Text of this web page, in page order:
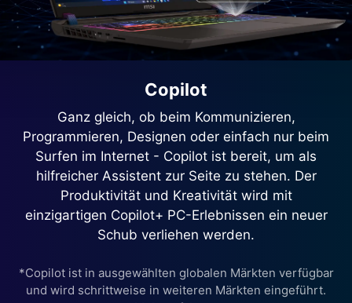
Copilot
Ganz gleich, ob beim Kommunizieren,
Programmieren, Designen oder einfach nur beim
Surfen im Internet - Copilot ist bereit, um als
hilfreicher Assistent zur Seite zu stehen. Der
Produktivität und Kreativität wird mit
einzigartigen Copilot+ PC-Erlebnissen ein neuer
Schub verliehen werden.
*Copilot ist in ausgewählten globalen Märkten verfügbar
und wird schrittweise in weiteren Märkten eingeführt.